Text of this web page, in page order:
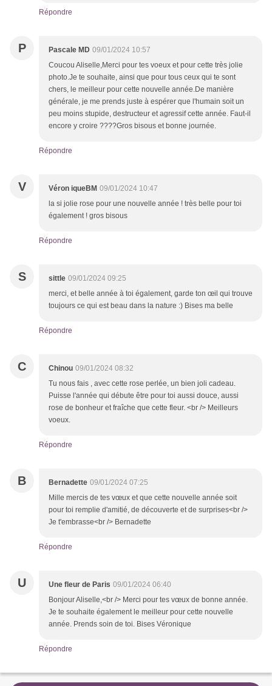
Répondre
P Pascale MD 09/01/2024 10:57
Coucou Aliselle,Merci pour tes voeux et pour cette très jolie
photo.Je te souhaite, ainsi que pour tous ceux qui te sont
chers, le meilleur pour cette nouvelle année.De manière
générale, je me prends juste à espérer que l'humain soit un
peu moins stupide, destructeur et agressif cette année. Faut-il
encore y croire ????Gros bisous et bonne journée.
Répondre
V Véron iqueBM 09/01/2024 10:47
la si jolie rose pour une nouvelle année ! très belle pour toi
également ! gros bisous
Répondre
S sittle 09/01/2024 09:25
merci, et belle année à toi également, garde ton œil qui trouve
toujours ce qui est beau dans la nature :) Bises ma belle
Répondre
C Chinou 09/01/2024 08:32
Tu nous fais , avec cette rose perlée, un bien joli cadeau.
Puisse l'année qui débute être pour toi aussi douce, aussi
rose de bonheur et fraîche que cette fleur. <br /> Meilleurs
voeux.
Répondre
B Bernadette 09/01/2024 07:25
Mille mercis de tes vœux et que cette nouvelle année soit
pour toi remplie d'amitié, de découverte et de surprises<br />
Je t'embrasse<br /> Bernadette
Répondre
U Une fleur de Paris 09/01/2024 06:40
Bonjour Aliselle,<br /> Merci pour tes vœux de bonne année.
Je te souhaite également le meilleur pour cette nouvelle
année. Prends soin de toi. Bises Véronique
Répondre